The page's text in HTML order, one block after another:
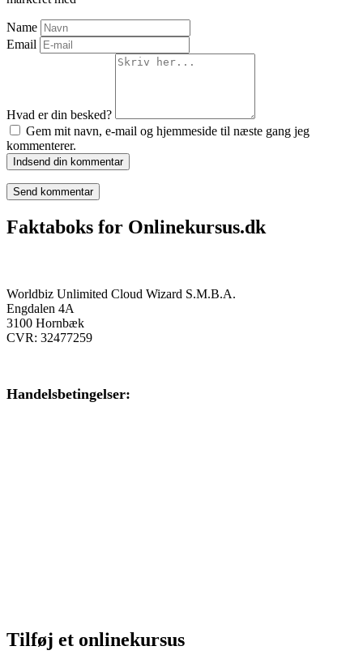
Name
Email
Hvad er din besked?
Gem mit navn, e-mail og hjemmeside til næste gang jeg
kommenterer.
Indsend din kommentar
Faktaboks for Onlinekursus.dk
Worldbiz Unlimited Cloud Wizard S.M.B.A.
Engdalen 4A
3100 Hornbæk
CVR: 32477259
Handelsbetingelser:
Tilføj et onlinekursus